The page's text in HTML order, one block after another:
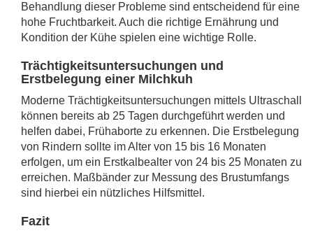
Behandlung dieser Probleme sind entscheidend für eine
hohe Fruchtbarkeit. Auch die richtige Ernährung und
Kondition der Kühe spielen eine wichtige Rolle.
Trächtigkeitsuntersuchungen und
Erstbelegung einer Milchkuh
Moderne Trächtigkeitsuntersuchungen mittels Ultraschall
können bereits ab 25 Tagen durchgeführt werden und
helfen dabei, Frühaborte zu erkennen. Die Erstbelegung
von Rindern sollte im Alter von 15 bis 16 Monaten
erfolgen, um ein Erstkalbealter von 24 bis 25 Monaten zu
erreichen. Maßbänder zur Messung des Brustumfangs
sind hierbei ein nützliches Hilfsmittel.
Fazit